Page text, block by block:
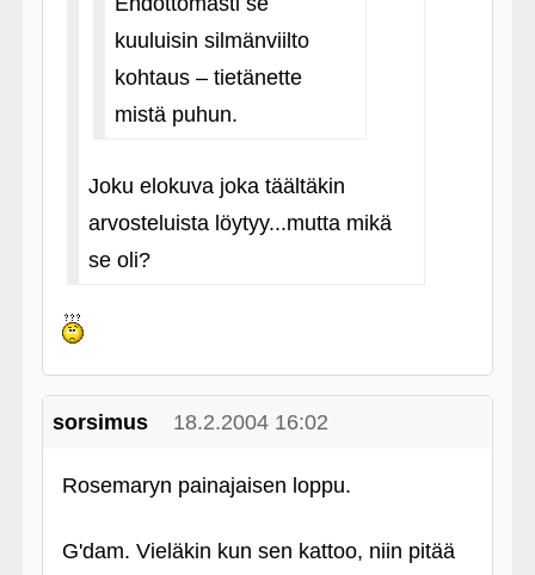
kuuluisin silmänviilto
kohtaus – tietänette
mistä puhun.
Joku elokuva joka täältäkin
arvosteluista löytyy...mutta mikä
se oli?
sorsimus 18.2.2004 16:02
Rosemaryn painajaisen loppu.
G'dam. Vieläkin kun sen kattoo, niin pitää